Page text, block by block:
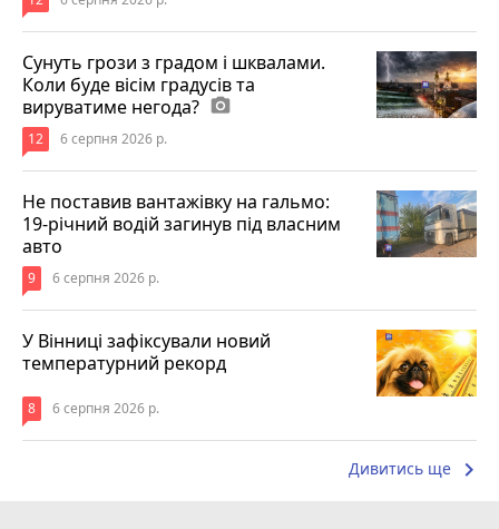
Сунуть грози з градом і шквалами.
Коли буде вісім градусів та
вируватиме негода? photo_camera
12 6 серпня 2026 р.
Не поставив вантажівку на гальмо:
19-річний водій загинув під власним
авто
9 6 серпня 2026 р.
У Вінниці зафіксували новий
температурний рекорд
8 6 серпня 2026 р.
Дивитись ще keyboard_arrow_right